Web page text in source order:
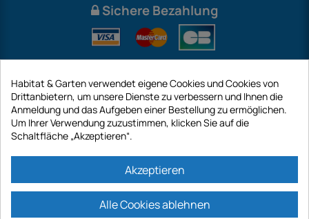
Sichere Bezahlung
International
Habitat & Garten verwendet eigene Cookies und Cookies von
Drittanbietern, um unsere Dienste zu verbessern und Ihnen die
Anmeldung und das Aufgeben einer Bestellung zu ermöglichen.
Um Ihrer Verwendung zuzustimmen, klicken Sie auf die
Schaltfläche „Akzeptieren“.
Akzeptieren
Alle Cookies ablehnen